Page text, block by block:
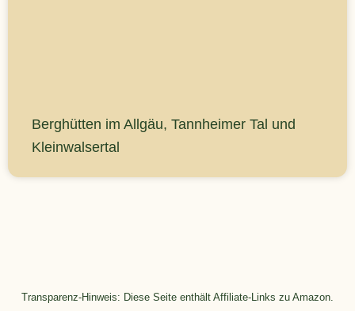
Berghütten im Allgäu, Tannheimer Tal und
Kleinwalsertal
Transparenz-Hinweis: Diese Seite enthält Affiliate-Links zu Amazon.